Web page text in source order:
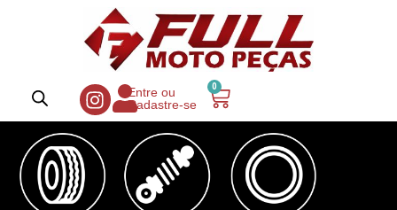
Entre ou
Cadastre-se
0